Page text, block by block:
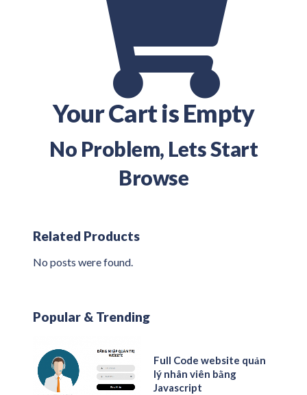
Your Cart is Empty
No Problem, Lets Start
Browse
Related Products
No posts were found.
Popular & Trending
Full Code website quản
lý nhân viên bằng
Javascript